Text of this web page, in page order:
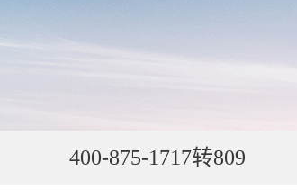
400-875-1717转809